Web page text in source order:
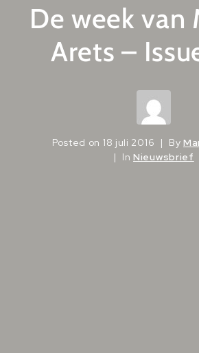
De week van
Arets –
Posted on 18 juli 2016 By
InNieuwsbrief